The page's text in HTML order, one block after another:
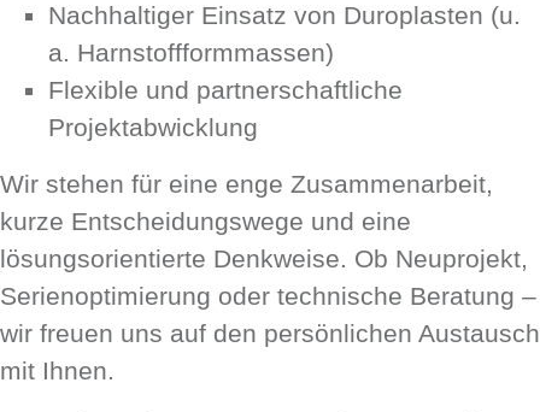
Nachhaltiger Einsatz von Duroplasten (u.
a. Harnstoffformmassen)
Flexible und partnerschaftliche
Projektabwicklung
Wir stehen für eine enge Zusammenarbeit,
kurze Entscheidungswege und eine
lösungsorientierte Denkweise. Ob Neuprojekt,
Serienoptimierung oder technische Beratung –
wir freuen uns auf den persönlichen Austausch
mit Ihnen.